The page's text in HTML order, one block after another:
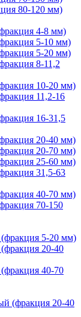
80-120 мм)
4-8 мм)
5-10 мм)
5-20 мм)
8-11,2
10-20 мм)
11,2-16
16-31,5
20-40 мм)
20-70 мм)
25-60 мм)
31,5-63
40-70 мм)
70-150
5-20 мм)
20-40
40-70
(фракция 20-40